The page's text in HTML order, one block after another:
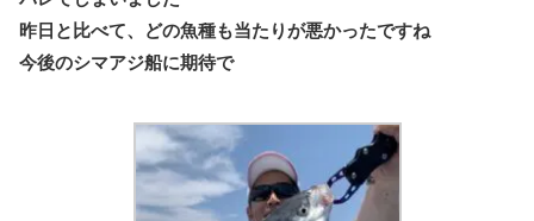
昨日と比べて、どの魚種も当たりが悪かったですね
今後のシマアジ船に期待で